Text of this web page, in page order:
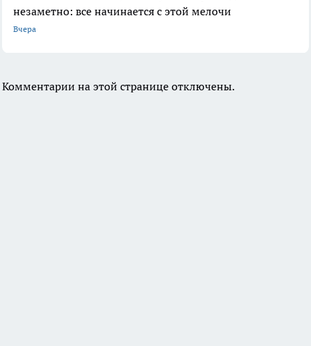
незаметно: все начинается с этой мелочи
Вчера
Комментарии на этой странице отключены.